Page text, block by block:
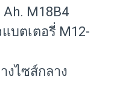
M18B4
บตเตอรี่ M12-
งไซส์กลาง